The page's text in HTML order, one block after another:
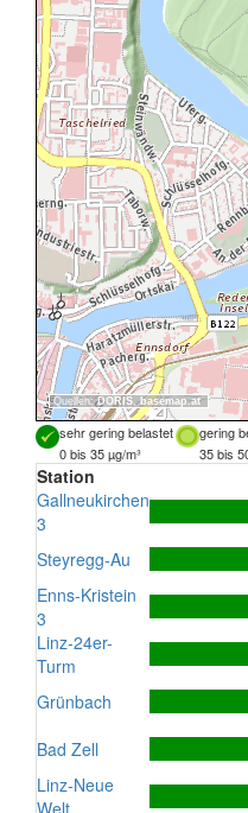
Quellen:DORIS, basemap.at
sehr gering belastet gering
0 bis 35 µg/m³
35 bis
Station
Gallneukirchen
3
Steyregg-Au
Enns-Kristein
3
Linz-24er-
Turm
Grünbach
Bad Zell
Linz-Neue
Welt